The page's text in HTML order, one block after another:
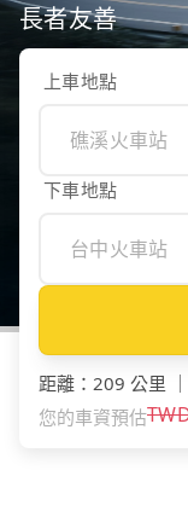
長者友善
上車地點
下車地點
距離 ： 209 公里
您的車資預估